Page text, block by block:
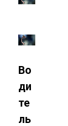
Во
ди
те
ль